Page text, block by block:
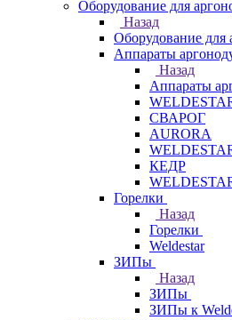
Оборудование для
Назад
Оборудование для
Аппараты
Назад
Аппараты
СВАРОГ
AURORA
КЕДР
Горелки
Назад
Горелки
Weldestar
ЗИПы
Назад
ЗИПы
ЗИПы к